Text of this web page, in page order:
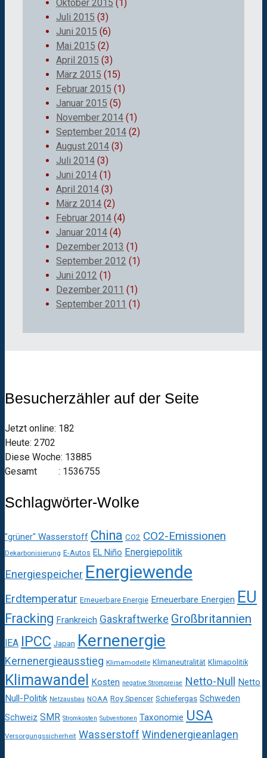
Oktober 2015 (1)
Juli 2015 (3)
Juni 2015 (6)
Mai 2015 (2)
April 2015 (3)
März 2015 (15)
Februar 2015 (1)
Januar 2015 (5)
November 2014 (1)
September 2014 (2)
August 2014 (3)
Juli 2014 (3)
Juni 2014 (1)
April 2014 (3)
März 2014 (2)
Februar 2014 (4)
Januar 2014 (4)
Dezember 2013 (1)
September 2012 (1)
Juni 2012 (1)
Dezember 2011 (1)
September 2011 (1)
Besucherzähler auf der Seite
Jetzt online: 182
Heute: 2702
Diese Woche: 13885
Gesamt : 1536755
Schlagwörter-Wolke
"grüner" Wasserstoff China CO2 CO2-Emissionen
Dekarbonisierung E-Autos EL Niño Energiepolitik
Energiespeicher Energiewende
Erdtemperatur Erneuerbare Energie Erneuerbare Energien EU
Fracking Frankreich Gaskraftwerke Großbritannien
IEA IPCC Japan Kernenergie
Kernenergieausstieg Klimamodelle Klimaneutralität Klimapolitik
Klimawandel Kosten negative Strompreise Netto-Null
Netto
Null-Politik Netzausbau NOAA Roy Spencer Schiefergas Schweden
Schweiz SMR Stromkosten Subventionen Taxonomie USA
Versorgungssicherheit Wasserstoff Windenergieanlagen